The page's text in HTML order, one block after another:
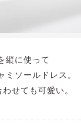
縦に使って
ミソールドレス。
せても可愛い。